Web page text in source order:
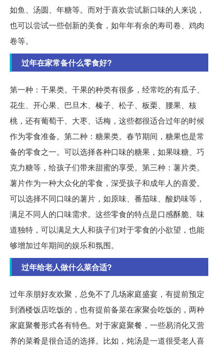
如鱼、汤圆、年糖等。而对于喜欢尝试新口味的人来说，
也可以尝试一些创新的美食，如年年有余的寿司卷、鸡肉
卷等。
过年在家常备什么零食好?
第一种：干果类。干果的种类有很多，经常吃的有瓜子、
花生、开心果、巴旦木、榛子、松子、板栗、腰果、核
桃，还有葡萄干、大枣、话梅，这些都很适合过年的时候
作为零食准备。第二种：糖果类。春节期间，糖果也是常
备的零食之一。可以选择各种口味的糖果，如果味糖、巧
克力糖等，给孩子们带来甜蜜的享受。第三种：薯片类。
薯片作为一种大众化的零食，深受孩子和成年人的喜爱。
可以选择不同口味的薯片，如原味、番茄味、酸奶味等，
满足不同人的口味需求。这些零食的特点是口感酥脆、味
道独特，可以满足大人和孩子们对于零食的小欲望，也能
够增加过年期间的娱乐和氛围。
过年给老人做什么菜合适?
过年亲朋好友欢聚，总免不了几场家庭盛宴，有提前预定
到酒楼饭店吃饭的，也有提前备菜在家聚会吃饭的，两种
家庭聚餐形式各有特色。对于家庭聚餐，一些易消化又营
养的菜肴是很合适的选择。比如，炖汤是一道很受老人喜